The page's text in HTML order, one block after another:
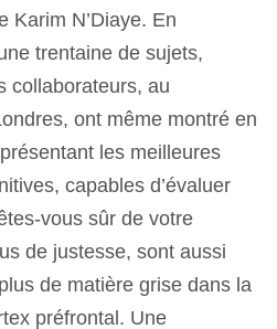
Karim N’Diaye. En
trentaine de sujets,
collaborateurs, au
ont même montré en
les meilleures
capables d’évaluer
vous sûr de votre
de justesse, sont aussi
de matière grise dans la
préfrontal. Une